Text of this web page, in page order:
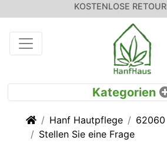
KOSTENLOSE
Startseite
Hanf Hautpflege
62060
Stellen Sie eine Frage